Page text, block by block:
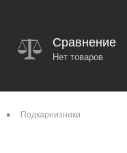
Сравнение
Нет товаров
• Подкарнизники